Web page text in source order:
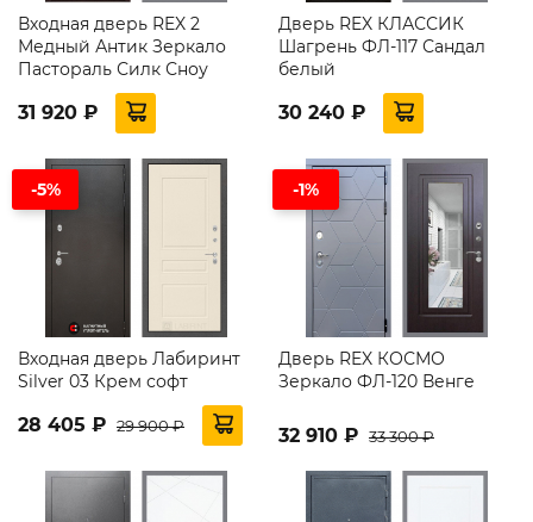
Входная дверь REX 2
Медный Антик Зеркало
Пастораль Силк Сноу
31 920 ₽
Дверь REX КЛАССИК
Шагрень ФЛ-117 Сандал
белый
30 240 ₽
-5%
Входная дверь Лабиринт
Silver 03 Крем софт
28 405 ₽ 29 900 ₽
-1%
Дверь REX КОСМО
Зеркало ФЛ-120 Венге
32 910 ₽ 33 300 ₽